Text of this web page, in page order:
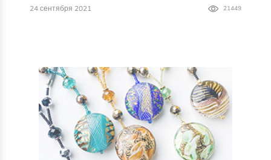
24 сентября 2021 21449